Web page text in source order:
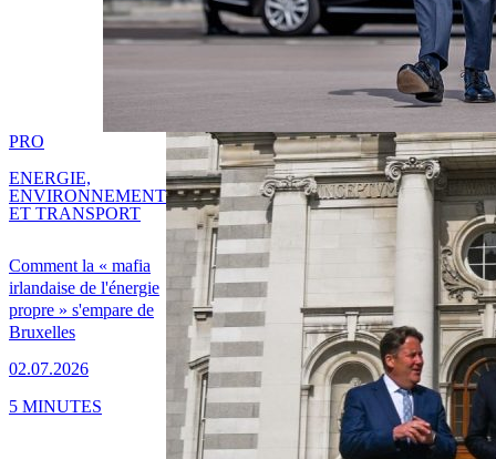
Comment la « mafia
irlandaise de l'énergie
propre » s'empare de
Bruxelles
02.07.2026
PRO
ENERGIE,
ENVIRONNEMENT
ET TRANSPORT
5 MINUTES